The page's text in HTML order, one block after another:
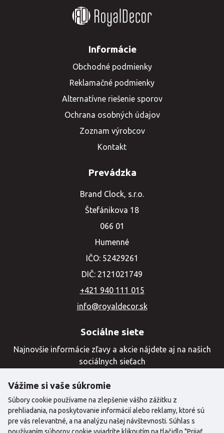
Informácie
Obchodné podmienky
Reklamačné podmienky
Alternatívne riešenie sporov
Ochrana osobných údajov
Zoznam výrobcov
Kontakt
Prevádzka
Brand Clock, s.r.o.
Štefánikova 18
066 01
Humenné
IČO: 52429261
DIČ: 2121021749
+421 940 111 015
info@royaldecor.sk
Sociálne siete
Najnovšie informácie zľavy a akcie nájdete aj na našich
sociálnych sieťach
Vážime si vaše súkromie
Súbory cookie používame na zlepšenie vášho zážitku z
prehliadania, na poskytovanie informácií alebo reklamy, ktoré sú
pre vás relevantné, a na analýzu našej návštevnosti. Súhlas s